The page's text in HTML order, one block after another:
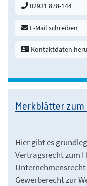
02931 878-144
E-Mail schreiben
Kontaktdaten
Merkblätter
Hier gibt es
Vertragsrecht zum
Gewerberecht zur